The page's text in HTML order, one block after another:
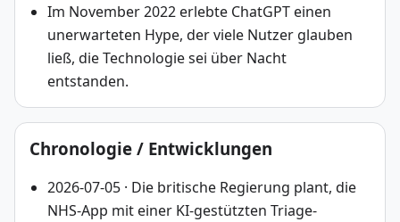
Im November 2022 erlebte ChatGPT einen
unerwarteten Hype, der viele Nutzer glauben
ließ, die Technologie sei über Nacht
entstanden.
Chronologie / Entwicklungen
2026-07-05 · Die britische Regierung plant, die
NHS-App mit einer KI-gestützten Triage-